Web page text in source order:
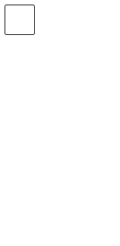
コ
ナ